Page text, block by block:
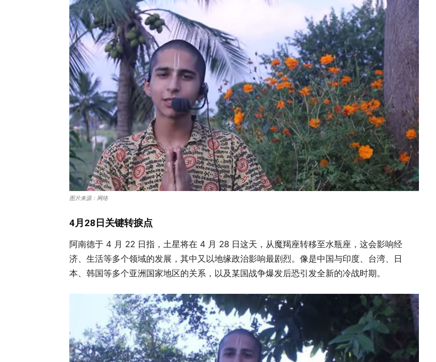
图片来源：网络
4月28日关键转捩点
阿南德于 4 月 22 日指，土星将在 4 月 28 日这天，从魔羯座转移至水瓶座，这会影响经
济、生活等多个领域的发展，其中又以地缘政治影响最剧烈。像是中国与印度、台湾、日
本、韩国等多个亚洲国家地区的关系，以及某国战争爆发后恐引发全新的冷战时期。